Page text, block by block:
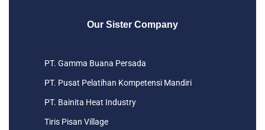
Our Sister Company
PT. Gamma Buana Persada
PT. Pusat Pelatihan Kompetensi Mandiri
PT. Bainita Heat Industry
Tiris Pisan Village